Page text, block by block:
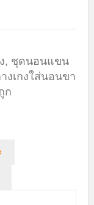
, ชุดนอนแขน
งเกงใส่นอนขา
ก